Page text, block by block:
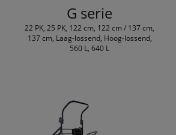
G serie
22 PK, 25 PK, 122 cm, 122 cm / 137 cm,
137 cm, Laag-lossend, Hoog-lossend,
560 L, 640 L